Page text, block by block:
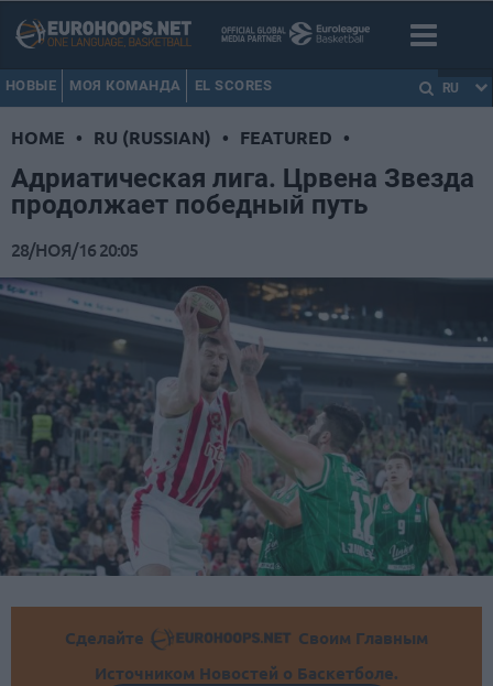
НОВЫЕ МОЯ КОМАНДА EL SCORES RU
HOME • RU (RUSSIAN) • FEATURED •
Адриатическая лига. Црвена Звезда
продолжает победный путь
28/НОЯ/16 20:05
Сделайте
Своим Главным
Источником Новостей о Баскетболе.